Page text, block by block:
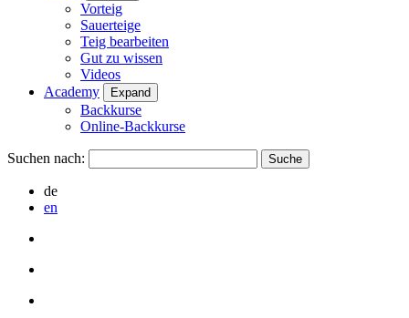
Vorteig
Sauerteige
Teig bearbeiten
Gut zu wissen
Videos
Academy
Expand
Backkurse
Online-Backkurse
Suchen nach:
de
en